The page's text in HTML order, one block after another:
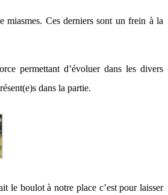
miasmes. Ces derniers sont un frein à la
permettant d’évoluer dans les divers
dans la partie.
le boulot à notre place c’est pour laisser